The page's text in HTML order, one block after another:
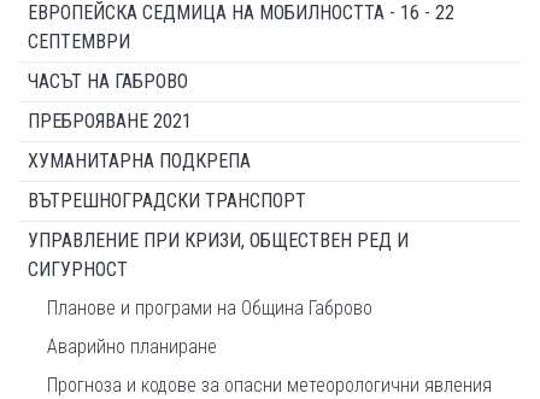
ЕВРОПЕЙСКА СЕДМИЦА НА МОБИЛНОСТТА - 16 - 22
СЕПТЕМВРИ
ЧАСЪТ НА ГАБРОВО
ПРЕБРОЯВАНЕ 2021
ХУМАНИТАРНА ПОДКРЕПА
ВЪТРЕШНОГРАДСКИ ТРАНСПОРТ
УПРАВЛЕНИЕ ПРИ КРИЗИ, ОБЩЕСТВЕН РЕД И
СИГУРНОСТ
Планове и програми на Община Габрово
Аварийно планиране
Прогноза и кодове за опасни метеорологични явления